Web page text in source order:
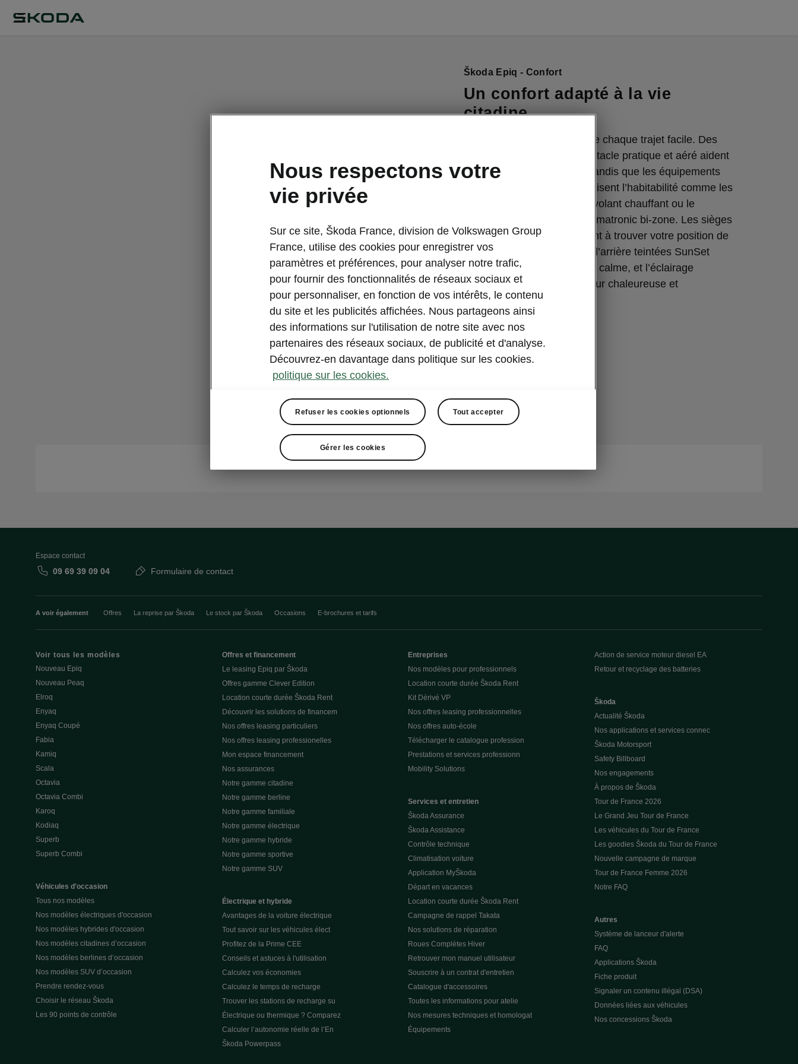
Škoda Epiq - Confort
Un confort adapté à la vie
citadine
L’Epiq est conçu pour rendre chaque trajet facile. Des
sièges de soutien et un habitacle pratique et aéré aident
tout le monde à s’installer, tandis que les équipements
de confort disponibles optimisent l’habitabilité comme les
sièges avant chauffants, le volant chauffant ou le
système dans ventilation Climatronic bi-zone. Les sièges
avant électriques vous aident à trouver votre position de
conduite idéale, les vitres à l’arrière teintées SunSet
créent une atmosphère plus calme, et l’éclairage
d’ambiance apporte une lueur chaleureuse et
accueillante.
Espace contact
09 69 39 09 04 Formulaire de contact
A voir également Offres La reprise par Škoda Le stock par Škoda Occasions E-brochures et tarifs
Voir tous les modèles
Nouveau Epiq
Nouveau Peaq
Elroq
Enyaq
Enyaq Coupé
Fabia
Kamiq
Scala
Octavia
Octavia Combi
Karoq
Kodiaq
Superb
Superb Combi
Véhicules d'occasion
Tous nos modèles
Nos modèles électriques d'occasion
Nos modèles hybrides d'occasion
Nos modèles citadines d’occasion
Nos modèles berlines d’occasion
Nos modèles SUV d’occasion
Prendre rendez-vous
Choisir le réseau Škoda
Les 90 points de contrôle
Offres et financement
Le leasing Epiq par Škoda
Offres gamme Clever Edition
Location courte durée Škoda Rent
Découvrir les solutions de financem
Nos offres leasing particuliers
Nos offres leasing professionelles
Mon espace financement
Nos assurances
Notre gamme citadine
Notre gamme berline
Notre gamme familiale
Notre gamme électrique
Notre gamme hybride
Notre gamme sportive
Notre gamme SUV
Électrique et hybride
Avantages de la voiture électrique
Tout savoir sur les véhicules élect
Profitez de la Prime CEE
Conseils et astuces à l'utilisation
Calculez vos économies
Calculez le temps de recharge
Trouver les stations de recharge su
Électrique ou thermique ? Comparez
Calculer l’autonomie réelle de l’En
Škoda Powerpass
Entreprises
Nos modèles pour professionnels
Location courte durée Škoda Rent
Kit Dérivé VP
Nos offres leasing professionnelles
Nos offres auto-école
Télécharger le catalogue profession
Prestations et services professionn
Mobility Solutions
Services et entretien
Škoda Assurance
Škoda Assistance
Contrôle technique
Climatisation voiture
Application MyŠkoda
Départ en vacances
Location courte durée Škoda Rent
Campagne de rappel Takata
Nos solutions de réparation
Roues Complètes Hiver
Retrouver mon manuel utilisateur
Souscrire à un contrat d'entretien
Catalogue d'accessoires
Toutes les informations pour atelie
Nos mesures techniques et homologat
Équipements
Action de service moteur diesel EA
Retour et recyclage des batteries
Škoda
Actualité Škoda
Nos applications et services connec
Škoda Motorsport
Safety Billboard
Nos engagements
À propos de Škoda
Tour de France 2026
Le Grand Jeu Tour de France
Les véhicules du Tour de France
Les goodies Škoda du Tour de France
Nouvelle campagne de marque
Tour de France Femme 2026
Notre FAQ
Autres
Système de lanceur d'alerte
FAQ
Applications Škoda
Fiche produit
Signaler un contenu illégal (DSA)
Données liées aux véhicules
Nos concessions Škoda
Nous respectons votre
vie privée
Sur ce site, Škoda France, division de Volkswagen Group
France, utilise des cookies pour enregistrer vos
paramètres et préférences, pour analyser notre trafic,
pour fournir des fonctionnalités de réseaux sociaux et
pour personnaliser, en fonction de vos intérêts, le contenu
du site et les publicités affichées. Nous partageons ainsi
des informations sur l'utilisation de notre site avec nos
partenaires des réseaux sociaux, de publicité et d'analyse.
Découvrez-en davantage dans politique sur les cookies.
politique sur les cookies.
Refuser les cookies optionnels Tout accepter
Gérer les cookies